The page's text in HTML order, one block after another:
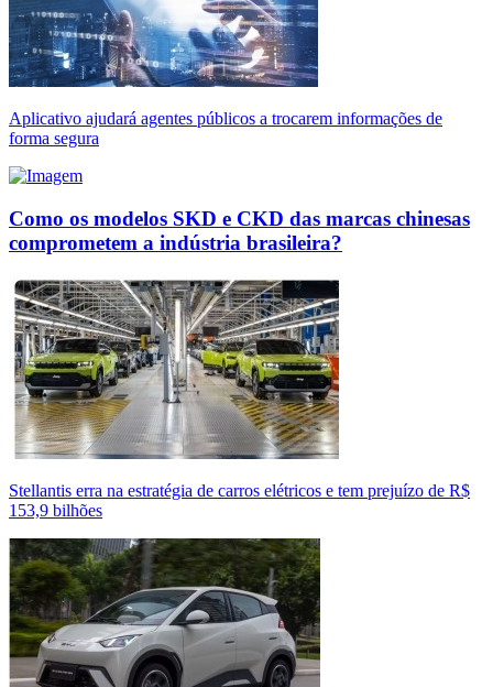
Aplicativo ajudará agentes públicos a trocarem informações de
forma segura
Como os modelos SKD e CKD das marcas chinesas
comprometem a indústria brasileira?
Stellantis erra na estratégia de carros elétricos e tem prejuízo de R$
153,9 bilhões